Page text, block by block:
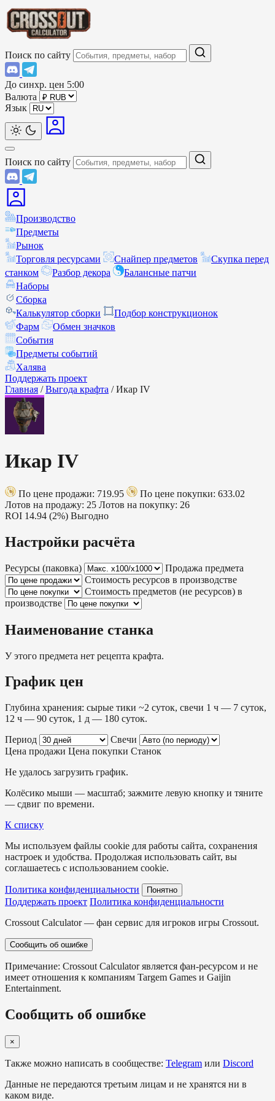
Поиск по сайту
До синхр. цен 5:00
Валюта
Язык
Поиск по сайту
Производство
Предметы
Рынок
Торговля ресурсами
Снайпер предметов
Скупка перед
станком
Разбор декора
Балансные патчи
Наборы
Сборка
Калькулятор сборки
Подбор конструкционок
Фарм
Обмен значков
События
Предметы событий
Халява
Поддержать проект
Главная / Выгода крафта / Икар IV
Икар IV
По цене продажи: 719.95
По цене покупки: 633.02
Лотов на продажу: 25 Лотов на покупку: 26
ROI 14.94 (2%) Выгодно
Настройки расчёта
Ресурсы (паковка)
Продажа предмета
Стоимость ресурсов в производстве
Стоимость предметов (не ресурсов) в
производстве
Наименование станка
У этого предмета нет рецепта крафта.
График цен
Глубина хранения: сырые тики ~2 суток, свечи 1 ч — 7 суток,
12 ч — 90 суток, 1 д — 180 суток.
Период
Свечи
Цена продажи Цена покупки Станок
Не удалось загрузить график.
Колёсико мыши — масштаб; зажмите левую кнопку и тяните
— сдвиг по времени.
К списку
Мы используем файлы cookie для работы сайта, сохранения
настроек и удобства. Продолжая использовать сайт, вы
соглашаетесь с использованием cookie.
Политика конфиденциальности Понятно
Поддержать проект Политика конфиденциальности
Crossout Calculator — фан сервис для игроков игры Crossout.
Сообщить об ошибке
Примечание: Crossout Calculator является фан-ресурсом и не
имеет отношения к компаниям Targem Games и Gaijin
Entertainment.
Сообщить об ошибке
×
Также можно написать в сообществе: Telegram или Discord
Данные не передаются третьим лицам и не хранятся ни в
каком виде.